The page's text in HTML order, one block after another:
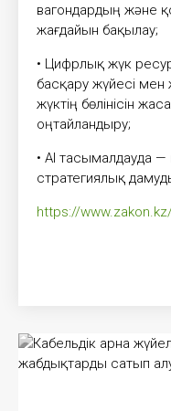
вагондардың және
жағдайын бақылау;
• Цифрлық жүк
басқару жүйесі мен
жүктің бөлінісін
оңтайландыру;
• AI тасымалдауда —
стратегиялық
https://